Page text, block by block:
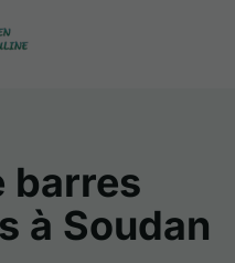
barres
à Soudan